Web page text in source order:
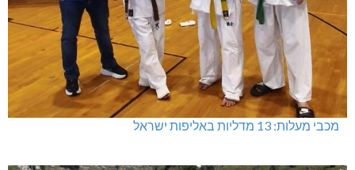
מכבי מעלות: 13 מדליות באליפות ישראל